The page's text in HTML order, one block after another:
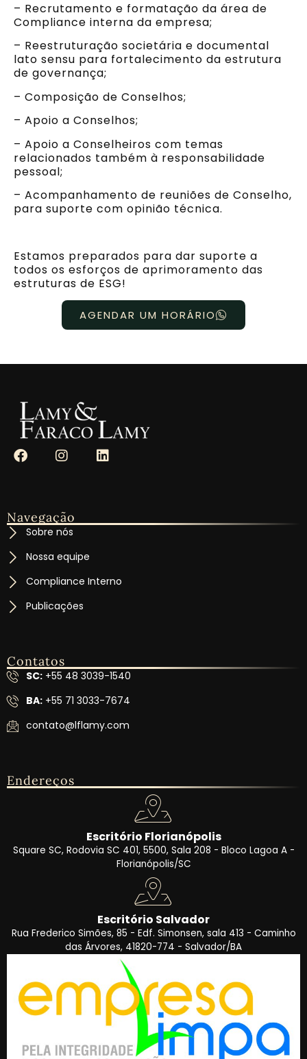
– Recrutamento e formatação da área de
Compliance interna da empresa;
– Reestruturação societária e documental
lato sensu para fortalecimento da estrutura
de governança;
– Composição de Conselhos;
– Apoio a Conselhos;
– Apoio a Conselheiros com temas
relacionados também à responsabilidade
pessoal;
– Acompanhamento de reuniões de Conselho,
para suporte com opinião técnica.
Estamos preparados para dar suporte a
todos os esforços de aprimoramento das
estruturas de ESG!
AGENDAR UM HORÁRIO
Navegação
Sobre nós
Nossa equipe
Compliance Interno
Publicações
Contatos
SC:+55 48 3039-1540
BA:+55 71 3033-7674
contato@lflamy.com
Endereços
Escritório Florianópolis
Square SC, Rodovia SC 401, 5500, Sala 208 - Bloco Lagoa A -
Florianópolis/SC
Escritório Salvador
Rua Frederico Simões, 85 - Edf. Simonsen, sala 413 - Caminho
das Árvores, 41820-774 - Salvador/BA